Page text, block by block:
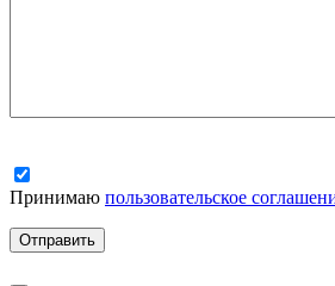
Принимаю пользовательское